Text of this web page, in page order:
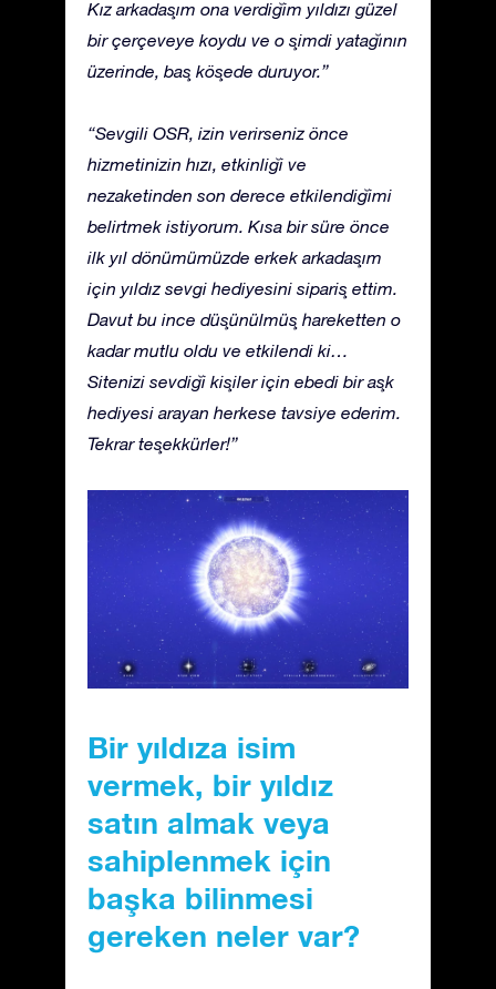
Kız arkadaşım ona verdiğim yıldızı güzel
bir çerçeveye koydu ve o şimdi yatağının
üzerinde, baş köşede duruyor.”
“Sevgili OSR, izin verirseniz önce
hizmetinizin hızı, etkinliği ve
nezaketinden son derece etkilendiğimi
belirtmek istiyorum. Kısa bir süre önce
ilk yıl dönümümüzde erkek arkadaşım
için yıldız sevgi hediyesini sipariş ettim.
Davut bu ince düşünülmüş hareketten o
kadar mutlu oldu ve etkilendi ki…
Sitenizi sevdiği kişiler için ebedi bir aşk
hediyesi arayan herkese tavsiye ederim.
Tekrar teşekkürler!”
Bir yıldıza isim
vermek, bir yıldız
satın almak veya
sahiplenmek için
başka bilinmesi
gereken neler var?